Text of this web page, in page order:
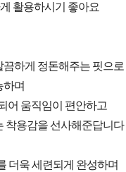
활용하시기 좋아요
하게 정돈해주는 핏으로
하며
어 움직임이 편안하고
착용감을 선사해준답니다
더욱 세련되게 완성하며